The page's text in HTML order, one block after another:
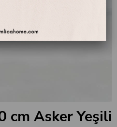
cm Asker Yeşili